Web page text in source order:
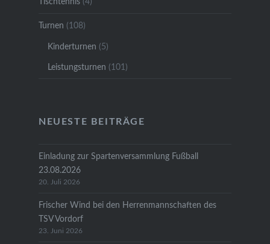
Turnen (108)
Kinderturnen (5)
Leistungsturnen (101)
NEUESTE BEITRÄGE
Einladung zur Spartenversammlung Fußball
23.08.2026
20. Juli 2026
Frischer Wind bei den Herrenmannschaften des
TSV Vordorf
23. Juni 2026